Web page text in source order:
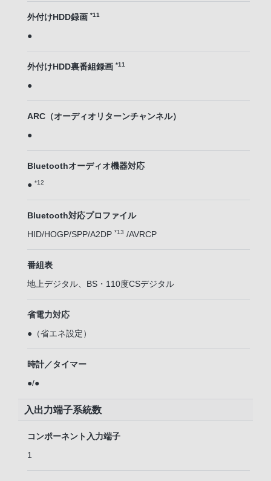
外付けHDD録画 *11
●
外付けHDD裏番組録画 *11
●
ARC（オーディオリターンチャンネル）
●
Bluetoothオーディオ機器対応
● *12
Bluetooth対応プロファイル
HID/HOGP/SPP/A2DP *13 /AVRCP
番組表
地上デジタル、BS・110度CSデジタル
省電力対応
●（省エネ設定）
時計／タイマー
●/●
入出力端子系統数
コンポーネント入力端子
1